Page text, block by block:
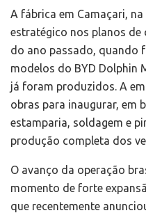
A fábrica em Camaçari,
estratégico nos planos de
do ano passado, quando
modelos do BYD Dolphin
já foram produzidos. A
obras para inaugurar, em
estamparia, soldagem e
produção completa dos
O avanço da operação
momento de forte
que recentemente